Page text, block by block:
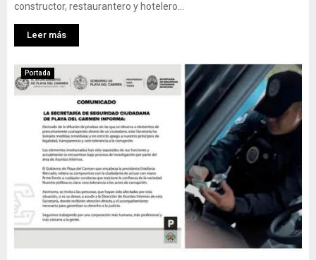
constructor, restaurantero y hotelero...
Leer más
Portada